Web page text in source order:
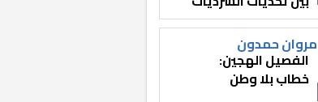
وصناعة الوعي
مروان حمدون
الفصيل الهجين:
خطاب بلا وطن